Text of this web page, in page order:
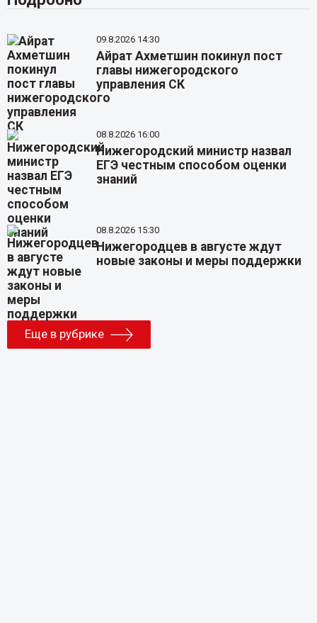
09.8.2026 14:30
Айрат Ахметшин покинул пост
главы нижегородского
управления СК
08.8.2026 16:00
Нижегородский министр назвал
ЕГЭ честным способом оценки
знаний
08.8.2026 15:30
Нижегородцев в августе ждут
новые законы и меры поддержки
Еще в рубрике